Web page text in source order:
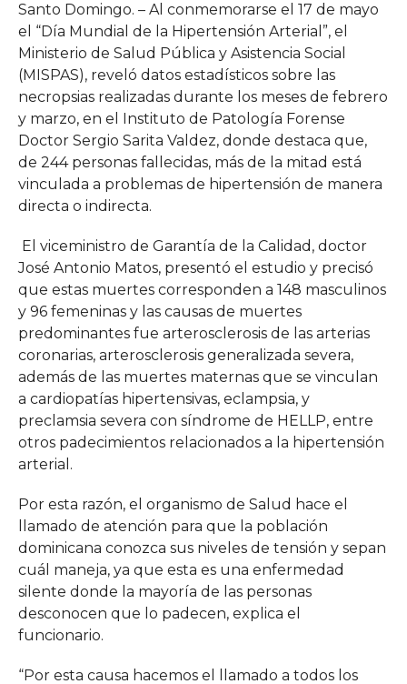
Santo Domingo. – Al conmemorarse el 17 de mayo
el “Día Mundial de la Hipertensión Arterial”, el
Ministerio de Salud Pública y Asistencia Social
(MISPAS), reveló datos estadísticos sobre las
necropsias realizadas durante los meses de febrero
y marzo, en el Instituto de Patología Forense
Doctor Sergio Sarita Valdez, donde destaca que,
de 244 personas fallecidas, más de la mitad está
vinculada a problemas de hipertensión de manera
directa o indirecta.
El viceministro de Garantía de la Calidad, doctor
José Antonio Matos, presentó el estudio y precisó
que estas muertes corresponden a 148 masculinos
y 96 femeninas y las causas de muertes
predominantes fue arterosclerosis de las arterias
coronarias, arterosclerosis generalizada severa,
además de las muertes maternas que se vinculan
a cardiopatías hipertensivas, eclampsia, y
preclamsia severa con síndrome de HELLP, entre
otros padecimientos relacionados a la hipertensión
arterial.
Por esta razón, el organismo de Salud hace el
llamado de atención para que la población
dominicana conozca sus niveles de tensión y sepan
cuál maneja, ya que esta es una enfermedad
silente donde la mayoría de las personas
desconocen que lo padecen, explica el
funcionario.
“Por esta causa hacemos el llamado a todos los